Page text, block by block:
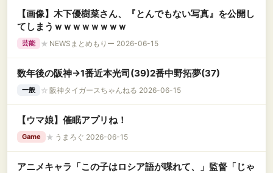
【画像】木下優樹菜さん、『とんでもない写真』を公開し
てしまうｗｗｗｗｗｗｗｗ
芸能 ★ NEWSまとめもりー 2026-06-15
数年後の阪神→1番近本光司(39)2番中野拓夢(37)
一般 ☆ 阪神タイガースちゃんねる 2026-06-15
【ウマ娘】催眠アプリね！
Game ★ うまろぐ 2026-06-15
アニメキャラ「この子はロシア語が喋れて、」監督「じゃ